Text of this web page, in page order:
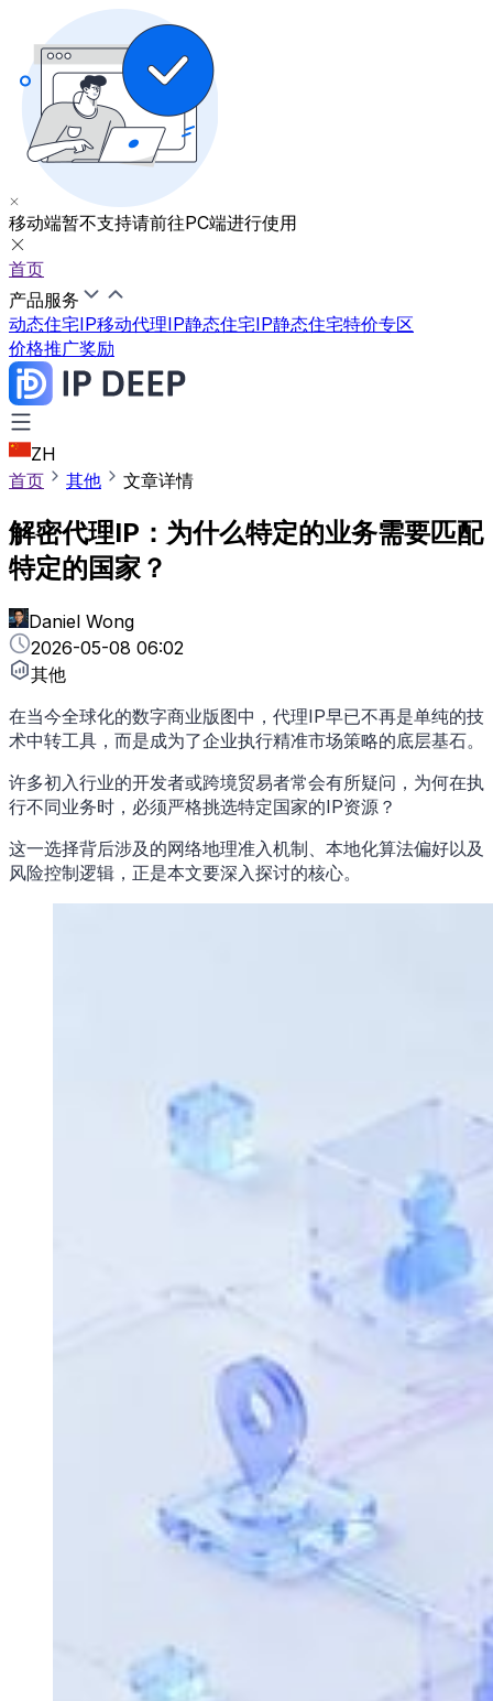
移动端暂不支持请前往PC端进行使用
首页
产品服务
动态住宅IP移动代理IP静态住宅IP静态住宅特价专区
价格推广奖励
ZH
首页
其他 文章详情
解密代理IP：为什么特定的业务需要匹配
特定的国家？
Daniel Wong
2026-05-08 06:02
其他
在当今全球化的数字商业版图中，代理IP早已不再是单纯的技
术中转工具，而是成为了企业执行精准市场策略的底层基石。
许多初入行业的开发者或跨境贸易者常会有所疑问，为何在执
行不同业务时，必须严格挑选特定国家的IP资源？
这一选择背后涉及的网络地理准入机制、本地化算法偏好以及
风险控制逻辑，正是本文要深入探讨的核心。